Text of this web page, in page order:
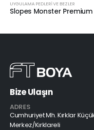
UYGULAMA PEDLERİ VE BEZLER
Bize Ulaşın
ADRES
Cumhuriyet Mh. Kırklar
Merkez/Kırklareli